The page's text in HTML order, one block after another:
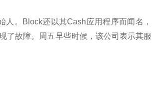
人。Block还以其Cash应用程序而闻名，
了故障。周五早些时候，该公司表示其服